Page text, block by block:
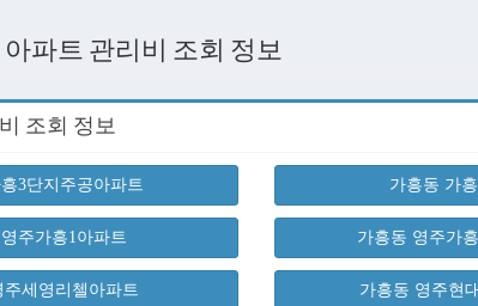
파트 관리비 조회 정보
조회 정보
3단지주공아파트 가흥동 가
주가흥1아파트 가흥동 영주가
주세영리첼아파트 가흥동 영주현